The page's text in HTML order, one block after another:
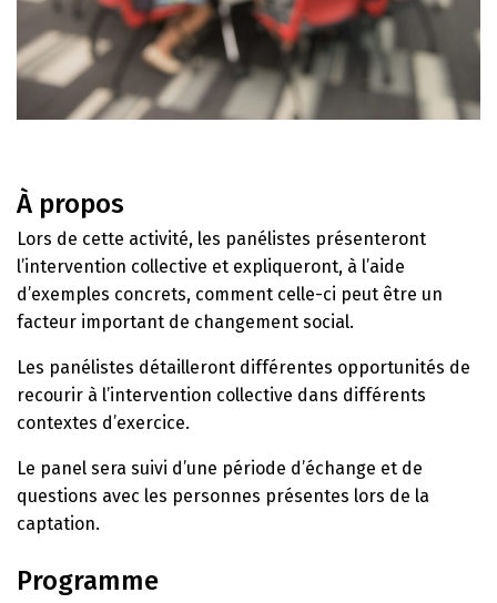
À propos
Lors de cette activité, les panélistes présenteront
l’intervention collective et expliqueront, à l’aide
d’exemples concrets, comment celle-ci peut être un
facteur important de changement social.
Les panélistes détailleront différentes opportunités de
recourir à l’intervention collective dans différents
contextes d’exercice.
Le panel sera suivi d’une période d’échange et de
questions avec les personnes présentes lors de la
captation.
Programme